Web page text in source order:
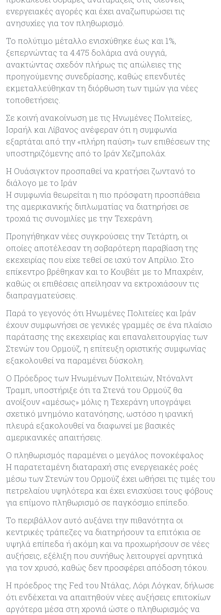
ενεργειακές αγορές και έχει αναζωπυρώσει τις
ανησυχίες για τον πληθωρισμό.
Το πολύτιμο μέταλλο ενισχύθηκε έως και 1%,
ξεπερνώντας τα 4.475 δολάρια ανά ουγγιά,
ανακτώντας σχεδόν πλήρως τις απώλειες της
προηγούμενης συνεδρίασης, καθώς επενδυτές
εκμεταλλεύθηκαν τη διόρθωση των τιμών για νέες
τοποθετήσεις.
Σε κοινή ανακοίνωση με τις Ηνωμένες Πολιτείες,
Ισραήλ και Λίβανος ανέφεραν ότι η συμφωνία
εξαρτάται από την «πλήρη παύση» των επιθέσεων της
υποστηριζόμενης από το Ιράν Χεζμπολάχ.
Η Ουάσιγκτον προσπαθεί να κρατήσει ζωντανό το
διάλογο με το Ιράν
Η συμφωνία θεωρείται η πιο πρόσφατη προσπάθεια
της αμερικανικής διπλωματίας να διατηρήσει σε
τροχιά τις συνομιλίες με την Τεχεράνη.
Προηγήθηκαν νέες συγκρούσεις την Τετάρτη, οι
οποίες αποτέλεσαν τη σοβαρότερη παραβίαση της
εκεχειρίας που είχε τεθεί σε ισχύ τον Απρίλιο. Στο
επίκεντρο βρέθηκαν και το Κουβέιτ με το Μπαχρέιν,
καθώς οι επιθέσεις απείλησαν να εκτροχιάσουν τις
διαπραγματεύσεις.
Παρά το γεγονός ότι Ηνωμένες Πολιτείες και Ιράν
έχουν συμφωνήσει σε γενικές γραμμές σε ένα πλαίσιο
παράτασης της εκεχειρίας και επαναλειτουργίας των
Στενών του Ορμούζ, η επίτευξη οριστικής συμφωνίας
εξακολουθεί να παραμένει δύσκολη.
Ο Πρόεδρος των Ηνωμένων Πολιτειών, Ντόναλντ
Τραμπ, υποστήριξε ότι τα Στενά του Ορμούζ θα
ανοίξουν «αμέσως» μόλις η Τεχεράνη υπογράψει
σχετικό μνημόνιο κατανόησης, ωστόσο η ιρανική
πλευρά εξακολουθεί να διαφωνεί με βασικές
αμερικανικές απαιτήσεις.
Ο πληθωρισμός παραμένει ο μεγάλος πονοκέφαλος
Η παρατεταμένη διαταραχή στις ενεργειακές ροές
μέσω των Στενών του Ορμούζ έχει ωθήσει τις τιμές του
πετρελαίου υψηλότερα και έχει ενισχύσει τους φόβους
για επίμονο πληθωρισμό σε παγκόσμιο επίπεδο.
Το περιβάλλον αυτό αυξάνει την πιθανότητα οι
κεντρικές τράπεζες να διατηρήσουν τα επιτόκια σε
υψηλά επίπεδα ή ακόμη και να προχωρήσουν σε νέες
αυξήσεις, εξέλιξη που συνήθως λειτουργεί αρνητικά
για τον χρυσό, καθώς δεν προσφέρει απόδοση τόκου.
Η πρόεδρος της Fed του Ντάλας, Λόρι Λόγκαν, δήλωσε
ότι ενδέχεται να απαιτηθούν νέες αυξήσεις επιτοκίων
αργότερα μέσα στη χρονιά ώστε ο πληθωρισμός να